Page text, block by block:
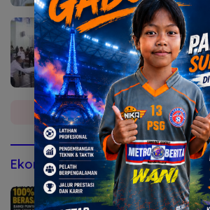
Agustus 6, 2026
Lomba Agustusan
di Mojokerto
Selengkapnya
Ekonomi & Bisnis